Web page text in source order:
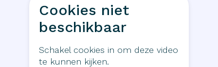
Cookies niet
beschikbaar
Schakel cookies in om deze video
te kunnen kijken.